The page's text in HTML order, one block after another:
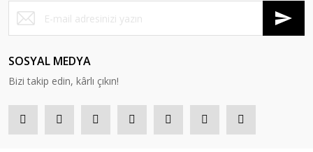
SOSYAL MEDYA
Bizi takip edin, kârlı çıkın!